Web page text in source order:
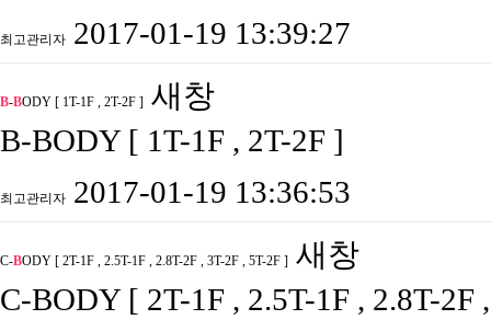
최고관리자 2017-01-19 13:39:27
B-BODY [ 1T-1F , 2T-2F ] 새창
B-BODY [ 1T-1F , 2T-2F ]
최고관리자 2017-01-19 13:36:53
C-BODY [ 2T-1F , 2.5T-1F , 2.8T-2F , 3T-2F , 5T-2F ] 새창
C-BODY [ 2T-1F , 2.5T-1F , 2.8T-2F